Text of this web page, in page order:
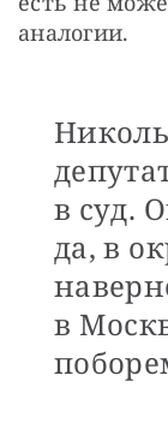
аналогии.
в суд.
да, в
в